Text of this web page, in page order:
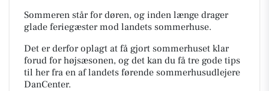
Sommeren står for døren, og inden længe drager
glade feriegæster mod landets sommerhuse.
Det er derfor oplagt at få gjort sommerhuset klar
forud for højsæsonen, og det kan du få tre gode tips
til her fra en af landets førende sommerhusudlejere
DanCenter.